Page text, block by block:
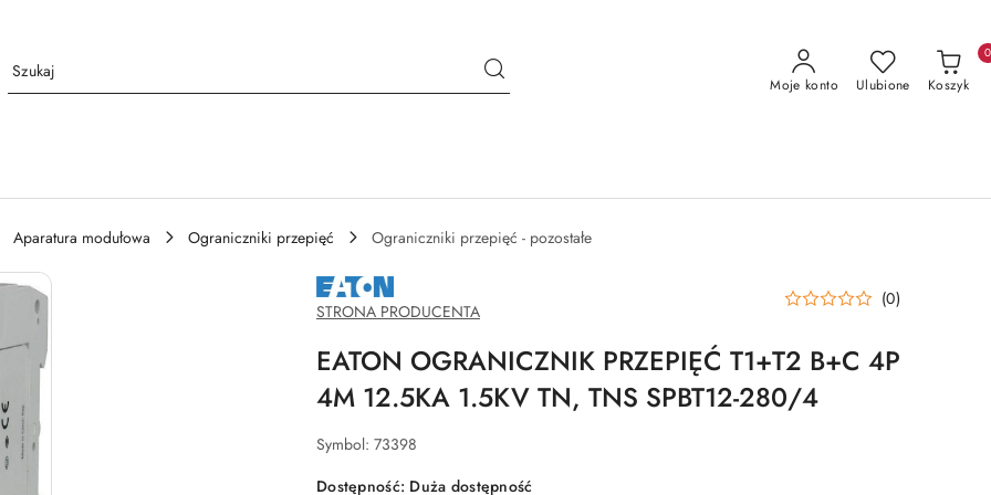
Moje konto Ulubione Koszyk
0
Aparatura modułowa Ograniczniki przepięć
Ograniczniki przepięć - pozostałe
NAZWA
PRODUCENTA:
EATON
STRONA PRODUCENTA
(0)
EATON OGRANICZNIK PRZEPIĘĆ T1+T2 B+C 4P
4M 12.5KA 1.5KV TN, TNS SPBT12-280/4
Symbol: 73398
Dostępność: Duża dostępność